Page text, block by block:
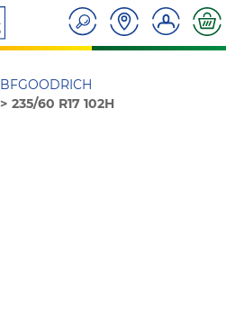
BFGOODRICH
235/60 R17 102H